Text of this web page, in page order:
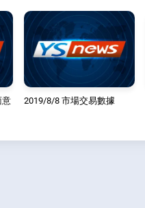
意
2019/8/8 市場交易數據